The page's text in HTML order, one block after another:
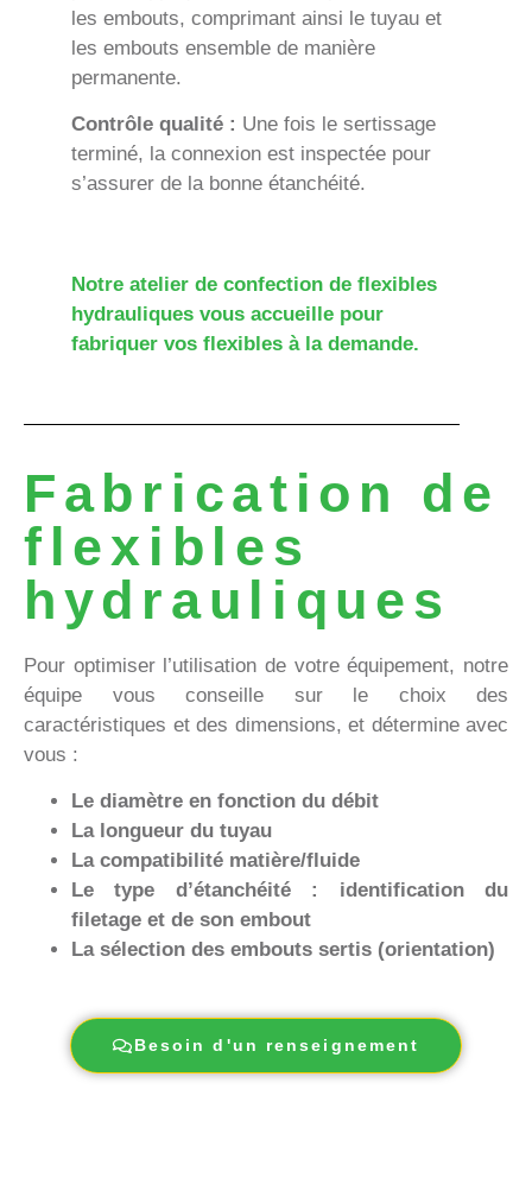
Fabrication de
flexibles
hydrauliques
Pour optimiser l’utilisation de votre équipement, notre
équipe vous conseille sur le choix des
caractéristiques et des dimensions, et détermine avec
vous :
Le diamètre en fonction du débit
La longueur du tuyau
La compatibilité matière/fluide
Le type d’étanchéité : identification du
filetage et de son embout
La sélection des embouts sertis (orientation)
Besoin d'un renseignement
les embouts, comprimant ainsi le tuyau et
les embouts ensemble de manière
permanente.
Contrôle qualité : Une fois le sertissage
terminé, la connexion est inspectée pour
s’assurer de la bonne étanchéité.
Notre atelier de confection de flexibles
hydrauliques vous accueille pour
fabriquer vos flexibles à la demande.